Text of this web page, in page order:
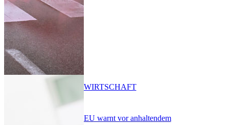
EU warnt vor anhaltendem
WIRTSCHAFT